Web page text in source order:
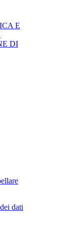
E
DI
dati